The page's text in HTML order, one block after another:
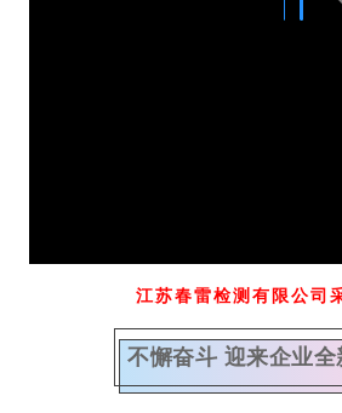
江苏春雷检测有限公司
不懈奋斗 迎来企业全